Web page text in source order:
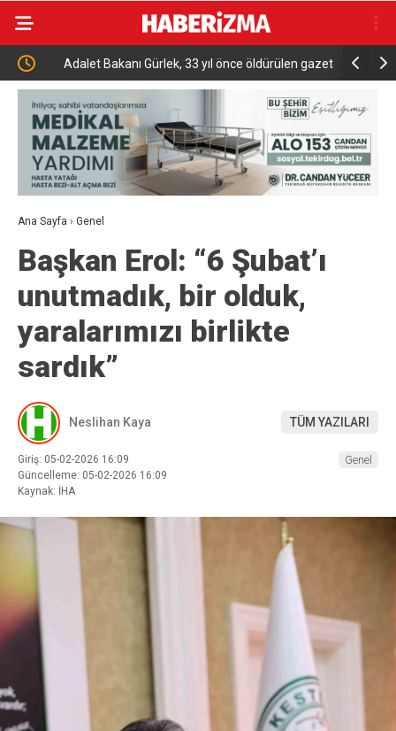
Adalet Bakanı Gürlek, 33 yıl önce öldürülen gazeteci
Uğur Mumcu’nun ailesi ile bir araya geldi
TMO
Ana Sayfa › Genel
Başkan Erol: “6 Şubat’ı
unutmadık, bir olduk,
yaralarımızı birlikte
sardık”
Neslihan Kaya TÜM YAZILARI
Giriş: 05-02-2026 16:09
Güncelleme: 05-02-2026 16:09
Kaynak: İHA
Genel